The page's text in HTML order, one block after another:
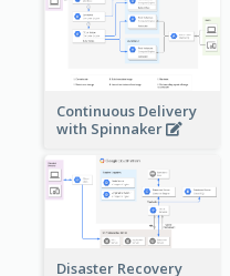
Continuous Delivery
with Spinnaker
Disaster Recovery